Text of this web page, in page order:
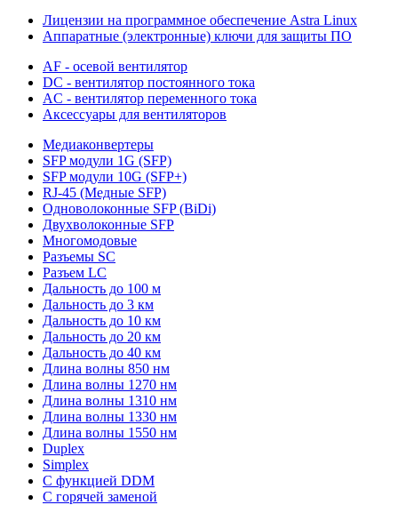
Лицензии на программное обеспечение Astra Linux
Аппаратные (электронные) ключи для защиты ПО
AF - осевой вентилятор
DC - вентилятор постоянного тока
AC - вентилятор переменного тока
Аксессуары для вентиляторов
Медиаконвертеры
SFP модули 1G (SFP)
SFP модули 10G (SFP+)
RJ-45 (Медные SFP)
Одноволоконные SFP (BiDi)
Двухволоконные SFP
Многомодовые
Разъемы SC
Разъем LC
Дальность до 100 м
Дальность до 3 км
Дальность до 10 км
Дальность до 20 км
Дальность до 40 км
Длина волны 850 нм
Длина волны 1270 нм
Длина волны 1310 нм
Длина волны 1330 нм
Длина волны 1550 нм
Duplex
Simplex
С функцией DDM
С горячей заменой